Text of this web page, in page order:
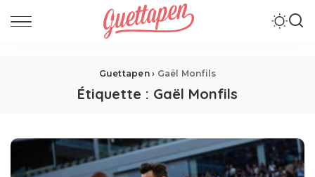
Guettapen› Gaël Monfils
Étiquette : Gaël Monfils